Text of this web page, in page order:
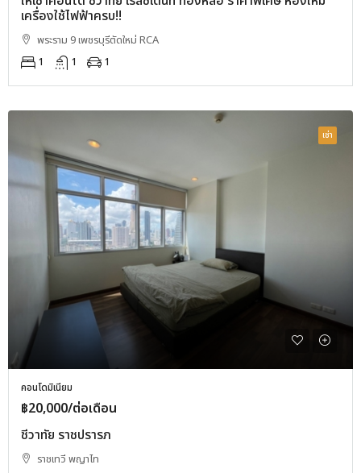
เครื่องใช้ไฟฟ้าครบ!!
พระราม 9 เพชรบุรีตัดใหม่ RCA
1 1 1
เช่า
คอนโดมิเนียม
฿20,000/ต่อเดือน
ชีวาทัย ราชปรารภ
ราชเทวี พญาไท